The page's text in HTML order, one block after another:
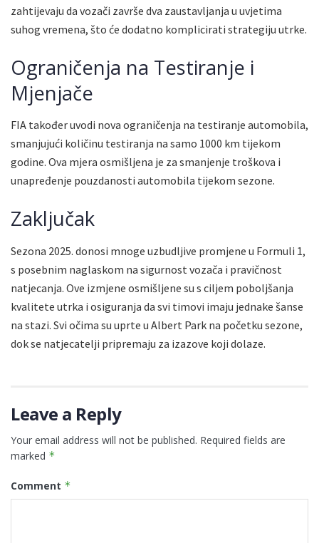
zahtijevaju da vozači završe dva zaustavljanja u uvjetima
suhog vremena, što će dodatno komplicirati strategiju utrke.
Ograničenja na Testiranje i
Mjenjače
FIA također uvodi nova ograničenja na testiranje automobila,
smanjujući količinu testiranja na samo 1000 km tijekom
godine. Ova mjera osmišljena je za smanjenje troškova i
unapređenje pouzdanosti automobila tijekom sezone.
Zaključak
Sezona 2025. donosi mnoge uzbudljive promjene u Formuli 1,
s posebnim naglaskom na sigurnost vozača i pravičnost
natjecanja. Ove izmjene osmišljene su s ciljem poboljšanja
kvalitete utrka i osiguranja da svi timovi imaju jednake šanse
na stazi. Svi očima su uprte u Albert Park na početku sezone,
dok se natjecatelji pripremaju za izazove koji dolaze.
Leave a Reply
Your email address will not be published. Required fields are
marked *
Comment *